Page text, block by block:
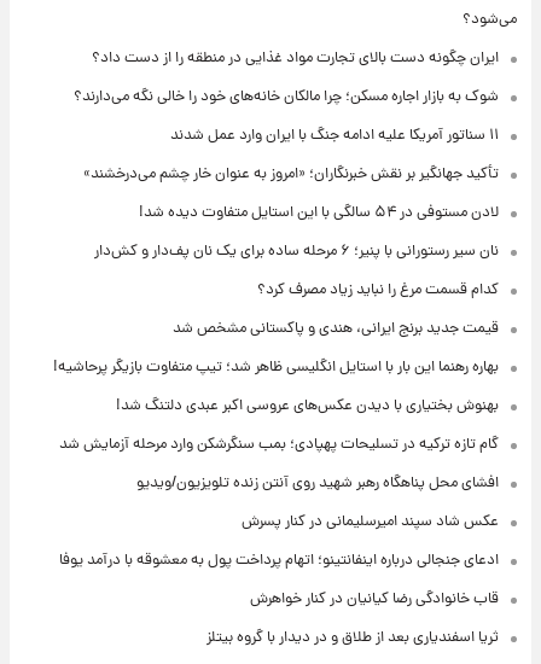
می‌شود؟
ایران چگونه دست بالای تجارت مواد غذایی در منطقه را از دست داد؟
شوک به بازار اجاره مسکن؛ چرا مالکان خانه‌های خود را خالی نگه می‌دارند؟
۱۱ سناتور آمریکا علیه ادامه جنگ با ایران وارد عمل شدند
تأکید جهانگیر بر نقش خبرنگاران؛ «امروز به عنوان خار چشم می‌درخشند»
لادن مستوفی در ۵۴ سالگی با این استایل متفاوت دیده شد!
نان سیر رستورانی با پنیر؛ ۶ مرحله ساده برای یک نان پف‌دار و کش‌دار
کدام قسمت مرغ را نباید زیاد مصرف کرد؟
قیمت جدید برنج ایرانی، هندی و پاکستانی مشخص شد
بهاره رهنما این بار با استایل انگلیسی ظاهر شد؛ تیپ متفاوت بازیگر پرحاشیه!
بهنوش بختیاری با دیدن عکس‌های عروسی اکبر عبدی دلتنگ شد!
گام تازه ترکیه در تسلیحات پهپادی؛ بمب سنگرشکن وارد مرحله آزمایش شد
افشای محل پناهگاه‌ رهبر شهید روی آنتن زنده تلویزیون/ویدیو
عکس شاد سپند امیرسلیمانی در کنار پسرش
ادعای جنجالی درباره اینفانتینو؛ اتهام پرداخت پول به معشوقه با درآمد یوفا
قاب خانوادگی رضا کیانیان در کنار خواهرش
ثریا اسفندیاری بعد از طلاق و در دیدار با گروه بیتلز